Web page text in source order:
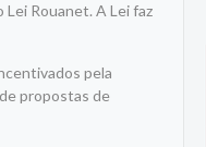
Rouanet. A Lei faz
pela
propostas de